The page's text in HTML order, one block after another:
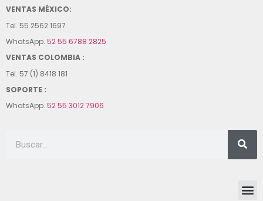
VENTAS MÉXICO:
Tel. 55 2562 1697
WhatsApp. 52 55 6788 2825
VENTAS COLOMBIA :
Tel. 57 (1) 8418 181
SOPORTE :
WhatsApp. 52 55 3012 7906